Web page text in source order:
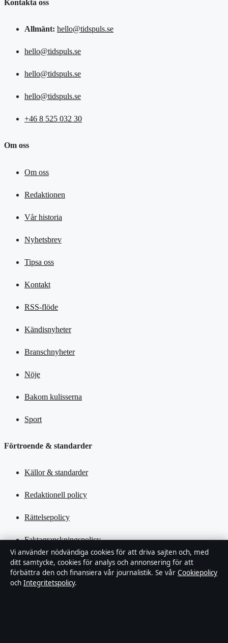
Kontakta oss
Allmänt: hello@tidspuls.se
hello@tidspuls.se
hello@tidspuls.se
hello@tidspuls.se
+46 8 525 032 30
Om oss
Om oss
Redaktionen
Vår historia
Nyhetsbrev
Tipsa oss
Kontakt
RSS-flöde
Kändisnyheter
Branschnyheter
Nöje
Bakom kulisserna
Sport
Förtroende & standarder
Källor & standarder
Redaktionell policy
Rättelsepolicy
Faktagranskningspolicy
Ägande & finansiering
Integritetspolicy
Vi använder nödvändiga cookies för att driva sajten och, med
ditt samtycke, cookies för analys och annonsering för att
förbättra den och finansiera vår journalistik. Se vår Cookiepolicy
och Integritetspolicy.